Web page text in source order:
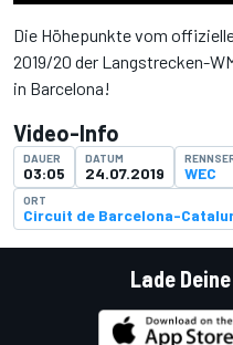
Die Höhepunkte vom
2019/20 der Langstrecken-
in Barcelona!
Video-Info
DAUER
03:05
DATUM
24.07.2019 WEC
ORT
Circuit de Barcelona-
Lade